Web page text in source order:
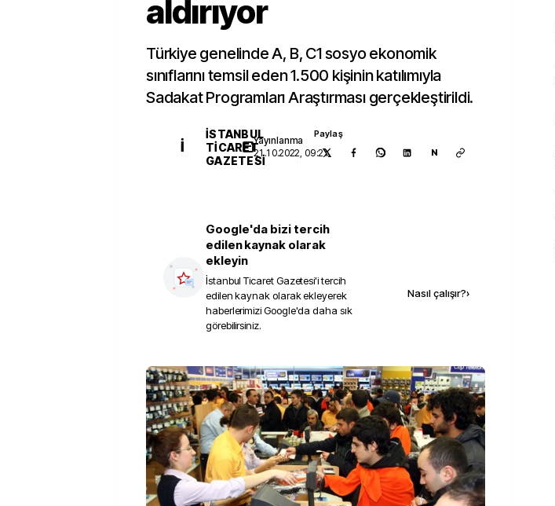
aldırıyor
Türkiye genelinde A, B, C1 sosyo ekonomik
sınıflarını temsil eden 1.500 kişinin katılımıyla
Sadakat Programları Araştırması gerçekleştirildi.
İ
İSTANBUL
TICARET
GAZETESI
Yayınlanma
21.10.2022, 09:21
Paylaş
N
Google'da bizi tercih
edilen kaynak olarak
ekleyin
İstanbul Ticaret Gazetesi'i tercih
edilen kaynak olarak ekleyerek
haberlerimizi Google'da daha sık
görebilirsiniz.
Nasıl çalışır?›